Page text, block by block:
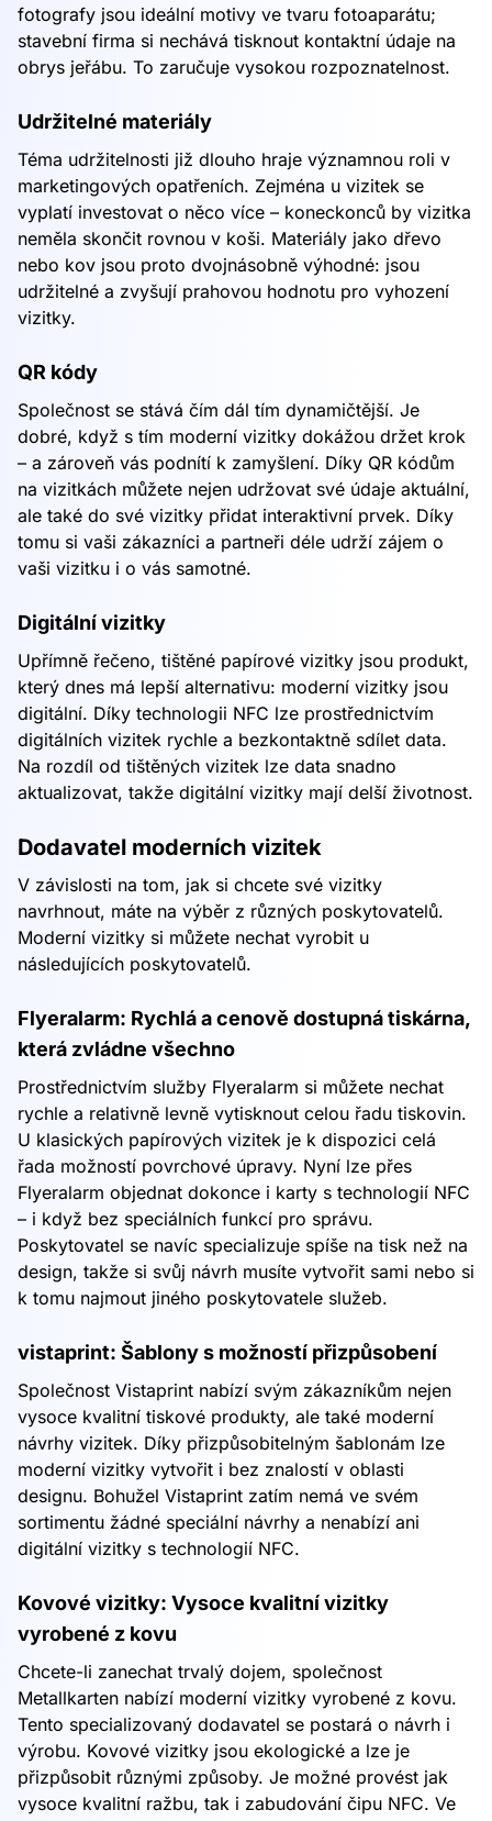
fotografy jsou ideální motivy ve tvaru fotoaparátu;
stavební firma si nechává tisknout kontaktní údaje na
obrys jeřábu. To zaručuje vysokou rozpoznatelnost.
Udržitelné materiály
Téma udržitelnosti již dlouho hraje významnou roli v
marketingových opatřeních. Zejména u vizitek se
vyplatí investovat o něco více – koneckonců by vizitka
neměla skončit rovnou v koši. Materiály jako dřevo
nebo kov jsou proto dvojnásobně výhodné: jsou
udržitelné a zvyšují prahovou hodnotu pro vyhození
vizitky.
QR kódy
Společnost se stává čím dál tím dynamičtější. Je
dobré, když s tím moderní vizitky dokážou držet krok
– a zároveň vás podnítí k zamyšlení. Díky QR kódům
na vizitkách můžete nejen udržovat své údaje aktuální,
ale také do své vizitky přidat interaktivní prvek. Díky
tomu si vaši zákazníci a partneři déle udrží zájem o
vaši vizitku i o vás samotné.
Digitální vizitky
Upřímně řečeno, tištěné papírové vizitky jsou produkt,
který dnes má lepší alternativu: moderní vizitky jsou
digitální. Díky technologii NFC lze prostřednictvím
digitálních vizitek rychle a bezkontaktně sdílet data.
Na rozdíl od tištěných vizitek lze data snadno
aktualizovat, takže digitální vizitky mají delší životnost.
Dodavatel moderních vizitek
V závislosti na tom, jak si chcete své vizitky
navrhnout, máte na výběr z různých poskytovatelů.
Moderní vizitky si můžete nechat vyrobit u
následujících poskytovatelů.
Flyeralarm: Rychlá a cenově dostupná tiskárna,
která zvládne všechno
Prostřednictvím služby Flyeralarm si můžete nechat
rychle a relativně levně vytisknout celou řadu tiskovin.
U klasických papírových vizitek je k dispozici celá
řada možností povrchové úpravy. Nyní lze přes
Flyeralarm objednat dokonce i karty s technologií NFC
– i když bez speciálních funkcí pro správu.
Poskytovatel se navíc specializuje spíše na tisk než na
design, takže si svůj návrh musíte vytvořit sami nebo si
k tomu najmout jiného poskytovatele služeb.
vistaprint: Šablony s možností přizpůsobení
Společnost Vistaprint nabízí svým zákazníkům nejen
vysoce kvalitní tiskové produkty, ale také moderní
návrhy vizitek. Díky přizpůsobitelným šablonám lze
moderní vizitky vytvořit i bez znalostí v oblasti
designu. Bohužel Vistaprint zatím nemá ve svém
sortimentu žádné speciální návrhy a nenabízí ani
digitální vizitky s technologií NFC.
Kovové vizitky: Vysoce kvalitní vizitky
vyrobené z kovu
Chcete-li zanechat trvalý dojem, společnost
Metallkarten nabízí moderní vizitky vyrobené z kovu.
Tento specializovaný dodavatel se postará o návrh i
výrobu. Kovové vizitky jsou ekologické a lze je
přizpůsobit různými způsoby. Je možné provést jak
vysoce kvalitní ražbu, tak i zabudování čipu NFC. Ve